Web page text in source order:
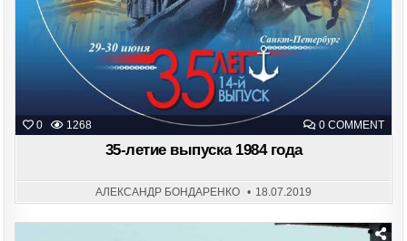
0 1268 0 COMMENTON
35-
35-летие выпуска 1984 года
АЛЕКСАНДР БОНДАРЕНКО 18.07.2019